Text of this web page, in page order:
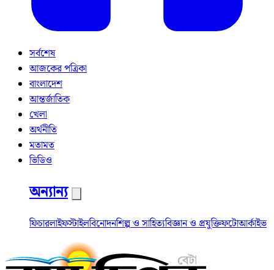
সর্বশেষ
আজকের পত্রিকা
বাংলাদেশ
আন্তর্জাতিক
খেলা
অর্থনীতি
মতামত
ভিডিও
অন্যান্য
ফিচারলাইফস্টাইলবিনোদনশিল্প ও সাহিত্যবিজ্ঞান ও প্রযুক্তিফটোআর্কাইভ